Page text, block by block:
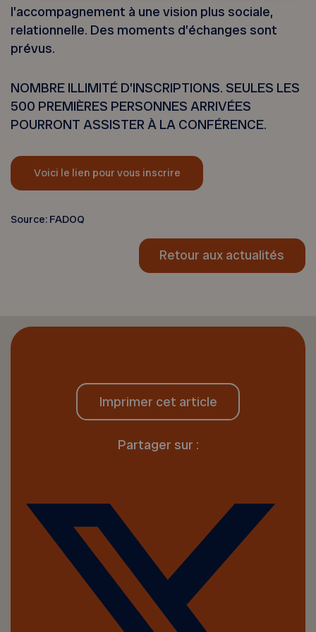
l’accompagnement à une vision plus sociale,
relationnelle. Des moments d’échanges sont
prévus.
NOMBRE ILLIMITÉ D’INSCRIPTIONS. SEULES LES
500 PREMIÈRES PERSONNES ARRIVÉES
POURRONT ASSISTER À LA CONFÉRENCE.
Voici le lien pour vous inscrire
Source: FADOQ
Retour aux actualités
Imprimer cet article
Partager sur :